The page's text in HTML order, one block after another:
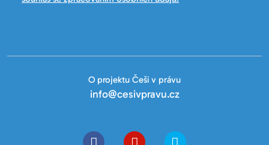
O projektu Češi v právu
info@cesivpravu.cz